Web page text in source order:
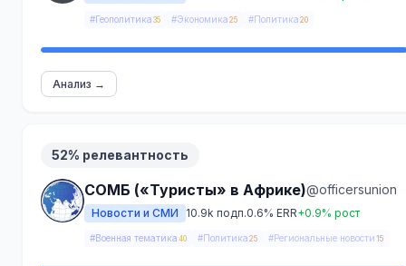
#Геополитика 35 #Экономика 25 #Политика 20
Анализ →
52% релевантность
СОМБ («Туристы» в Африке)@officersunion
Новости и СМИ 10.9k подп.0.6% ERR+0.9% рост
#Военная тематика 40 #Политика 25 #Региональные новости 15